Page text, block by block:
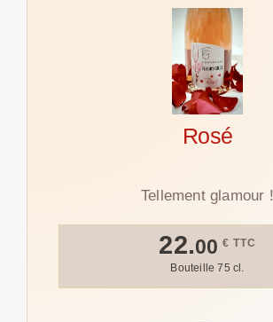
Rosé
Tellement glamour !
22.00 € TTC
Bouteille 75 cl.